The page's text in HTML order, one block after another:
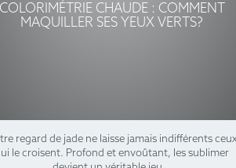
COLORIMÉTRIE CHAUDE : COMMENT
MAQUILLER SES YEUX VERTS?
regard de jade ne laisse jamais indifférents ceux
le croisent. Profond et envoûtant, les sublimer